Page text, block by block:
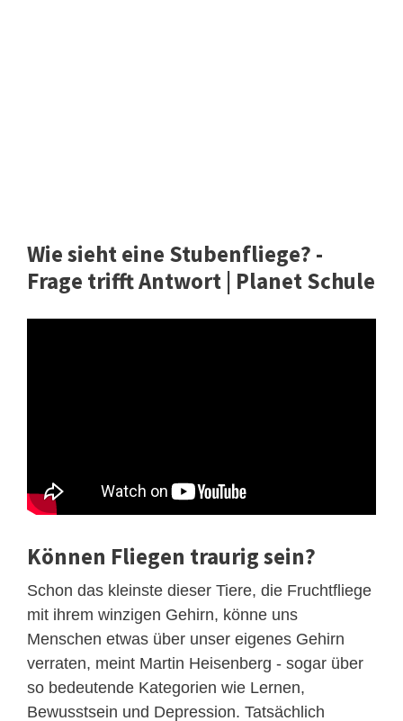
Wie sieht eine Stubenfliege? -
Frage trifft Antwort | Planet Schule
Können Fliegen traurig sein?
Schon das kleinste dieser Tiere, die Fruchtfliege
mit ihrem winzigen Gehirn, könne uns
Menschen etwas über unser eigenes Gehirn
verraten, meint Martin Heisenberg - sogar über
so bedeutende Kategorien wie Lernen,
Bewusstsein und Depression. Tatsächlich